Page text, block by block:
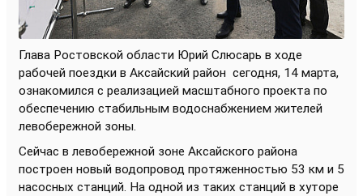
Глава Ростовской области Юрий Слюсарь в ходе
рабочей поездки в Аксайский район сегодня, 14 марта,
ознакомился с реализацией масштабного проекта по
обеспечению стабильным водоснабжением жителей
левобережной зоны.
Сейчас в левобережной зоне Аксайского района
построен новый водопровод протяженностью 53 км и 5
насосных станций. На одной из таких станций в хуторе